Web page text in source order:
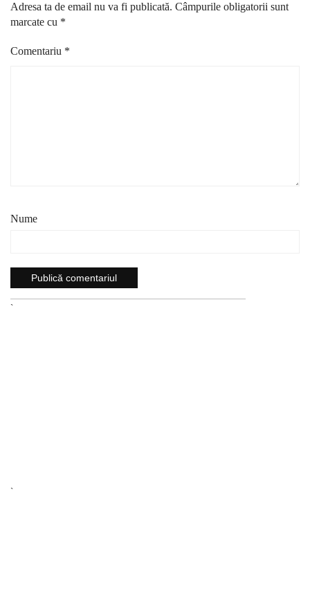
Adresa ta de email nu va fi publicată. Câmpurile obligatorii sunt
marcate cu *
Comentariu *
Nume
`
`